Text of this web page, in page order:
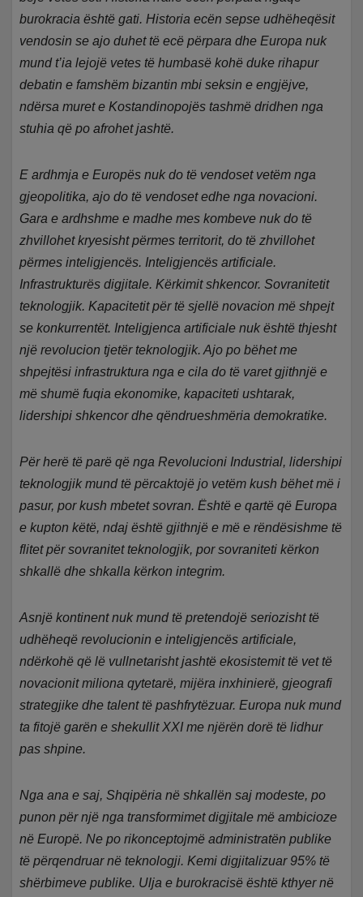
burokracia është gati. Historia ecën sepse udhëheqësit
vendosin se ajo duhet të ecë përpara dhe Europa nuk
mund t’ia lejojë vetes të humbasë kohë duke rihapur
debatin e famshëm bizantin mbi seksin e engjëjve,
ndërsa muret e Kostandinopojës tashmë dridhen nga
stuhia që po afrohet jashtë.
E ardhmja e Europës nuk do të vendoset vetëm nga
gjeopolitika, ajo do të vendoset edhe nga novacioni.
Gara e ardhshme e madhe mes kombeve nuk do të
zhvillohet kryesisht përmes territorit, do të zhvillohet
përmes inteligjencës. Inteligjencës artificiale.
Infrastrukturës digjitale. Kërkimit shkencor. Sovranitetit
teknologjik. Kapacitetit për të sjellë novacion më shpejt
se konkurrentët. Inteligjenca artificiale nuk është thjesht
një revolucion tjetër teknologjik. Ajo po bëhet me
shpejtësi infrastruktura nga e cila do të varet gjithnjë e
më shumë fuqia ekonomike, kapaciteti ushtarak,
lidershipi shkencor dhe qëndrueshmëria demokratike.
Për herë të parë që nga Revolucioni Industrial, lidershipi
teknologjik mund të përcaktojë jo vetëm kush bëhet më i
pasur, por kush mbetet sovran. Është e qartë që Europa
e kupton këtë, ndaj është gjithnjë e më e rëndësishme të
flitet për sovranitet teknologjik, por sovraniteti kërkon
shkallë dhe shkalla kërkon integrim.
Asnjë kontinent nuk mund të pretendojë seriozisht të
udhëheqë revolucionin e inteligjencës artificiale,
ndërkohë që lë vullnetarisht jashtë ekosistemit të vet të
novacionit miliona qytetarë, mijëra inxhinierë, gjeografi
strategjike dhe talent të pashfrytëzuar. Europa nuk mund
ta fitojë garën e shekullit XXI me njërën dorë të lidhur
pas shpine.
Nga ana e saj, Shqipëria në shkallën saj modeste, po
punon për një nga transformimet digjitale më ambicioze
në Europë. Ne po rikonceptojmë administratën publike
të përqendruar në teknologji. Kemi digjitalizuar 95% të
shërbimeve publike. Ulja e burokracisë është kthyer në